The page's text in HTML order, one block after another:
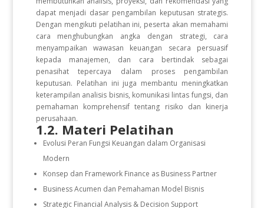
dapat menjadi dasar pengambilan keputusan strategis.
Dengan mengikuti pelatihan ini, peserta akan memahami
cara menghubungkan angka dengan strategi, cara
menyampaikan wawasan keuangan secara persuasif
kepada manajemen, dan cara bertindak sebagai
penasihat tepercaya dalam proses pengambilan
keputusan. Pelatihan ini juga membantu meningkatkan
keterampilan analisis bisnis, komunikasi lintas fungsi, dan
pemahaman komprehensif tentang risiko dan kinerja
perusahaan.
1.2. Materi Pelatihan
Evolusi Peran Fungsi Keuangan dalam Organisasi
Modern
Konsep dan Framework Finance as Business Partner
Business Acumen dan Pemahaman Model Bisnis
Strategic Financial Analysis & Decision Support